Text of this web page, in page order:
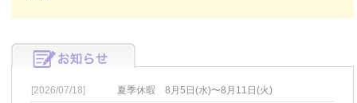
[2026/07/18] 夏季休暇 8月5日(水)〜8月11日(火)